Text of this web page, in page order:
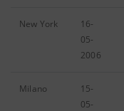
New York
16-
05-
2006
Milano
15-
05-